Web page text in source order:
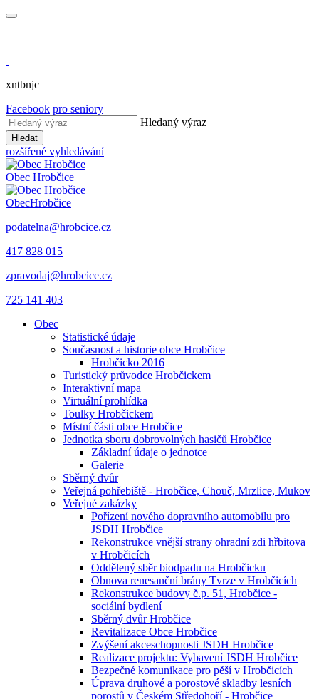
xntbnjc
Facebook pro seniory
Hledaný výraz
Hledat
rozšířené vyhledávání
Obec Hrobčice
ObecHrobčice
podatelna@hrobcice.cz
417 828 015
zpravodaj@hrobcice.cz
725 141 403
Obec
Statistické údaje
Současnost a historie obce Hrobčice
Hrobčicko 2016
Turistický průvodce Hrobčickem
Interaktivní mapa
Virtuální prohlídka
Toulky Hrobčickem
Místní části obce Hrobčice
Jednotka sboru dobrovolných hasičů Hrobčice
Základní údaje o jednotce
Galerie
Sběrný dvůr
Veřejná pohřebiště - Hrobčice, Chouč, Mrzlice, Mukov
Veřejné zakázky
Pořízení nového dopravního automobilu pro
JSDH Hrobčice
Rekonstrukce vnější strany ohradní zdi hřbitova
v Hrobčicích
Oddělený sběr biodpadu na Hrobčicku
Obnova renesanční brány Tvrze v Hrobčicích
Rekonstrukce budovy č.p. 51, Hrobčice -
sociální bydlení
Sběrný dvůr Hrobčice
Revitalizace Obce Hrobčice
Zvýšení akceschopnosti JSDH Hrobčice
Realizace projektu: Vybavení JSDH Hrobčice
Bezpečné komunikace pro pěší v Hrobčicích
Úprava druhové a porostové skladby lesních
porostů v Českém Středohoří - Hrobčice